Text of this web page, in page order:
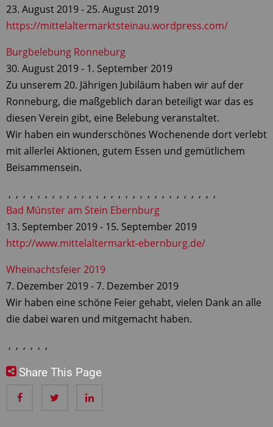
23. August 2019-25. August 2019
https://mittelaltermarktsteinau.wordpress.com/
Burgbelebung Ronneburg
30. August 2019- 1. September 2019
Zu unserem 20. Jährigen Jubiläum haben wir auf der
Ronneburg, die maßgeblich daran beteiligt war das es
diesen Verein gibt, eine Belebung veranstaltet.
Wir haben ein wunderschönes Wochenende dort verlebt
mit allerlei Aktionen, gutem Essen und gemütlichem
Beisammensein.
, , , , , , , , , , , , , , , , , , , , , , , , , , , , ,
Bad Münster am Stein Ebernburg
13. September 2019- 15. September 2019
http://www.mittelaltermarkt-ebernburg.de/
Wheinachtsfeier 2019
7. Dezember 2019-7. Dezember 2019
Wir haben eine schöne Feier gehabt, vielen Dank an alle
die dabei waren und mitgemacht haben.
, , , , , ,
Share This Page